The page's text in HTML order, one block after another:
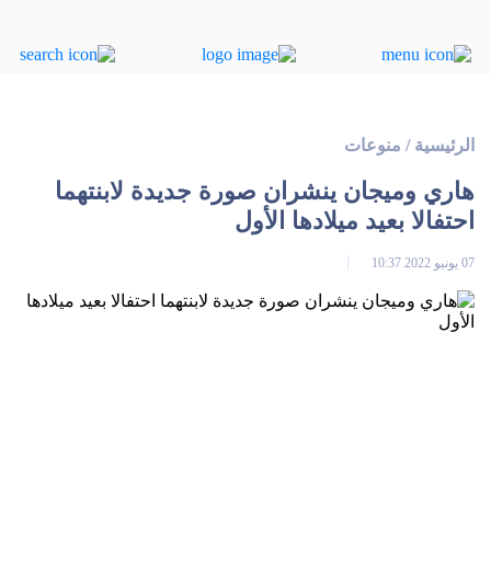
الرئيسية / منوعات
هاري وميجان ينشران صورة جديدة لابنتهما
احتفالا بعيد ميلادها الأول
07 يونيو 2022 10:37